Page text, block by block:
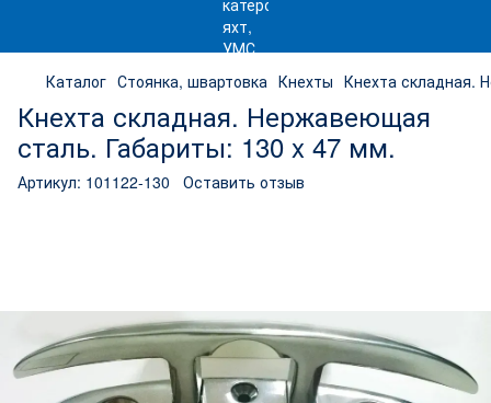
Каталог Стоянка, швартовка Кнехты Кнехта складная.
Кнехта складная. Нержавеющая
сталь. Габариты: 130 x 47 мм.
Артикул: 101122-130 Оставить отзыв